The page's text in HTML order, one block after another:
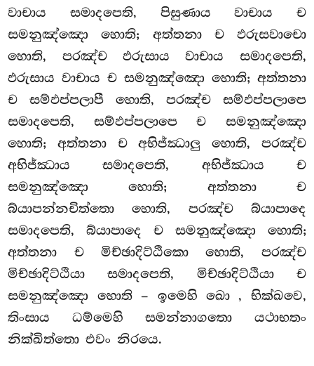
වාචාය සමාදපෙති, පිසුණාය වාචාය ච
සමනුඤ්ඤො හොති; අත්තනා ච ඵරුසවාචො
හොති, පරඤ්ච ඵරුසාය වාචාය සමාදපෙති,
ඵරුසාය වාචාය ච සමනුඤ්ඤො හොති; අත්තනා
ච සම්ඵප්පලාපී හොති, පරඤ්ච සම්ඵප්පලාපෙ
සමාදපෙති, සම්ඵප්පලාපෙ ච සමනුඤ්ඤො
හොති; අත්තනා ච අභිජ්ඣාලු හොති, පරඤ්ච
අභිජ්ඣාය සමාදපෙති, අභිජ්ඣාය ච
සමනුඤ්ඤො හොති; අත්තනා ච
බ්යාපන්නචිත්තො හොති, පරඤ්ච බ්යාපාදෙ
සමාදපෙති, බ්යාපාදෙ ච සමනුඤ්ඤො හොති;
අත්තනා ච මිච්ඡාදිට්ඨිකො හොති, පරඤ්ච
මිච්ඡාදිට්ඨියා සමාදපෙති, මිච්ඡාදිට්ඨියා ච
සමනුඤ්ඤො හොති – ඉමෙහි ඛො, භික්ඛවෙ,
තිංසාය ධම්මෙහි සමන්නාගතො යථාභතං
නික්ඛිත්තො එවං නිරයෙ.